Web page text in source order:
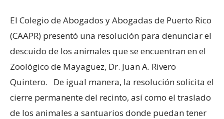
El Colegio de Abogados y Abogadas de Puerto Rico
(CAAPR) presentó una resolución para denunciar el
descuido de los animales que se encuentran en el
Zoológico de Mayagüez, Dr. Juan A. Rivero
Quintero. De igual manera, la resolución solicita el
cierre permanente del recinto, así como el traslado
de los animales a santuarios donde puedan tener